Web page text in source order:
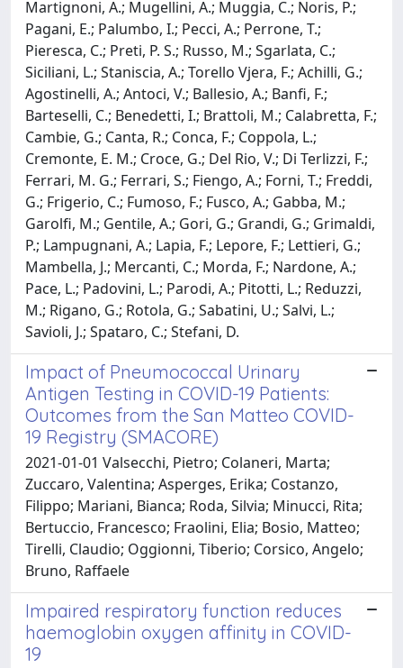
Martignoni, A.; Mugellini, A.; Muggia, C.; Noris, P.;
Pagani, E.; Palumbo, I.; Pecci, A.; Perrone, T.;
Pieresca, C.; Preti, P. S.; Russo, M.; Sgarlata, C.;
Siciliani, L.; Staniscia, A.; Torello Vjera, F.; Achilli, G.;
Agostinelli, A.; Antoci, V.; Ballesio, A.; Banfi, F.;
Barteselli, C.; Benedetti, I.; Brattoli, M.; Calabretta, F.;
Cambie, G.; Canta, R.; Conca, F.; Coppola, L.;
Cremonte, E. M.; Croce, G.; Del Rio, V.; Di Terlizzi, F.;
Ferrari, M. G.; Ferrari, S.; Fiengo, A.; Forni, T.; Freddi,
G.; Frigerio, C.; Fumoso, F.; Fusco, A.; Gabba, M.;
Garolfi, M.; Gentile, A.; Gori, G.; Grandi, G.; Grimaldi,
P.; Lampugnani, A.; Lapia, F.; Lepore, F.; Lettieri, G.;
Mambella, J.; Mercanti, C.; Morda, F.; Nardone, A.;
Pace, L.; Padovini, L.; Parodi, A.; Pitotti, L.; Reduzzi,
M.; Rigano, G.; Rotola, G.; Sabatini, U.; Salvi, L.;
Savioli, J.; Spataro, C.; Stefani, D.
Impact of Pneumococcal Urinary
Antigen Testing in COVID-19 Patients:
Outcomes from the San Matteo COVID-
19 Registry (SMACORE)
2021-01-01 Valsecchi, Pietro; Colaneri, Marta;
Zuccaro, Valentina; Asperges, Erika; Costanzo,
Filippo; Mariani, Bianca; Roda, Silvia; Minucci, Rita;
Bertuccio, Francesco; Fraolini, Elia; Bosio, Matteo;
Tirelli, Claudio; Oggionni, Tiberio; Corsico, Angelo;
Bruno, Raffaele
Impaired respiratory function reduces
haemoglobin oxygen affinity in COVID-
19